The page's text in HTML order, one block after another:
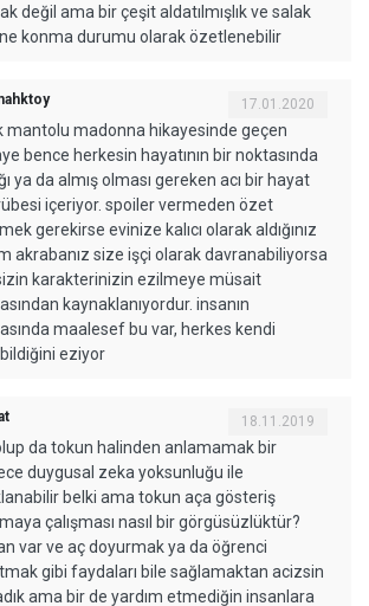
değil ama bir çeşit aldatılmışlık ve salak
konma durumu olarak özetlenebilir
17.01.2020
mantolu madonna hikayesinde geçen
bence herkesin hayatının bir noktasında
ya da almış olması gereken acı bir hayat
içeriyor. spoiler vermeden özet
gerekirse evinize kalıcı olarak aldığınız
akrabanız size işçi olarak davranabiliyorsa
karakterinizin ezilmeye müsait
kaynaklanıyordur. insanın
maalesef bu var, herkes kendi
eziyor
18.11.2019
da tokun halinden anlamamak bir
duygusal zeka yoksunluğu ile
belki ama tokun aça gösteriş
çalışması nasıl bir görgüsüzlüktür?
var ve aç doyurmak ya da öğrenci
gibi faydaları bile sağlamaktan acizsin
ama bir de yardım etmediğin insanlara